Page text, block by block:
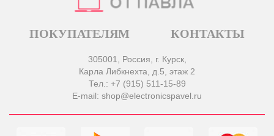
ПОКУПАТЕЛЯМ КОНТАКТЫ
305001, Россия, г. Курск,
Карла Либкнехта, д.5, этаж 2
Тел.: +7 (915) 511-15-89
E-mail: shop@electronicspavel.ru